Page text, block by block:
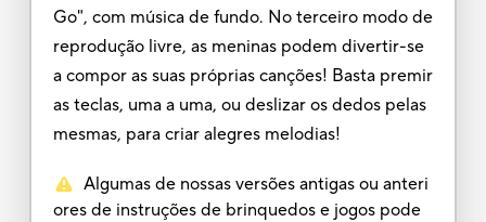
Go", com música de fundo. No terceiro modo de
reprodução livre, as meninas podem divertir-se
a compor as suas próprias canções! Basta premir
as teclas, uma a uma, ou deslizar os dedos pelas
mesmas, para criar alegres melodias!
Algumas de nossas versões antigas ou anteri
ores de instruções de brinquedos e jogos pode